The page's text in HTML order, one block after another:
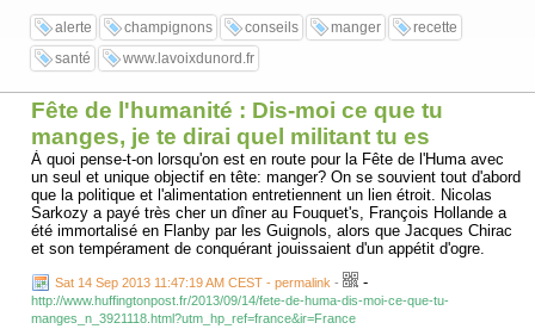
– Attention aux idées reçues. Gérard Milard explique : « Ce n’est pas
parce qu’une limace est sur un champignon ou qu’un lapin a croqué
dedans que celui-ci est comestible pour l’homme, qui réagit
différemment. D’ailleurs, certains champignons peuvent être toxiques
pour certaines personnes et pas pour d’autres. » De toute façon, ne
jamais en manger en trop grande quantité.
– Ne les ramassez pas n’importe où. Évitez les bords de routes, les
friches polluées, la proximité de champs… Les champignons captent
facilement les polluants et autres métaux lourds.
– En cas de pépin. Au moindre doute, avant consommation, amenez
votre panier chez votre pharmacien et ne pas manger les champignons
plus de 48 heures après la cueillette. En cas d’apparition d’un ou
plusieurs symptômes (diarrhée, vomissements, nausées, vertiges,
troubles de la vue…) malgré toutes ces précautions, il faut appeler
immédiatement un centre antipoison ou le Centre 15.
alerte champignons conseils manger
recette
santé
www.lavoixdunord.fr
Fête de l'humanité : Dis-moi ce que tu
manges, je te dirai quel militant tu es
À quoi pense-t-on lorsqu'on est en route pour la Fête de l'Huma avec
un seul et unique objectif en tête: manger? On se souvient tout d'abord
que la politique et l'alimentation entretiennent un lien étroit. Nicolas
Sarkozy a payé très cher un dîner au Fouquet's, François Hollande a
été immortalisé en Flanby par les Guignols, alors que Jacques Chirac
et son tempérament de conquérant jouissaient d'un appétit d'ogre.
Sat 14 Sep 2013 11:47:19 AM CEST - permalink - -
http://www.huffingtonpost.fr/2013/09/14/fete-de-huma-dis-moi-ce-que-tu-
manges_n_3921118.html?utm_hp_ref=france&ir=France